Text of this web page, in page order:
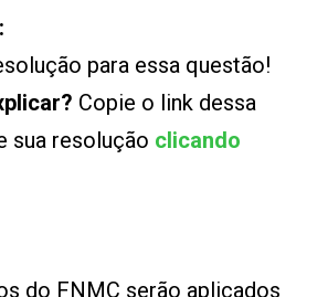
para essa questão!
Copie o link dessa
sua resolução clicando
do FNMC serão aplicados